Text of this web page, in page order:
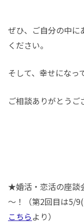
ぜひ、ご自分の中に
ください。
そして、幸せになっ
ご相談ありがとう
★婚活・恋活の座談
～！（第2回目は5/
こちらより）